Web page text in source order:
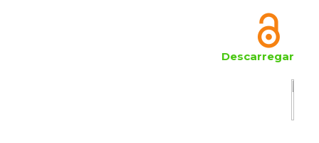
Descarregar